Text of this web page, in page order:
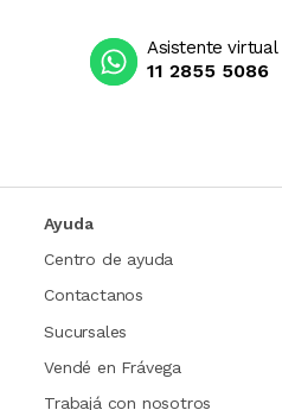
Asistente virtual
11 2855 5086
Ayuda
Centro de ayuda
Contactanos
Sucursales
Vendé en Frávega
Trabajá con nosotros